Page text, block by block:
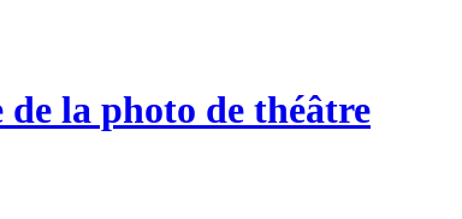
la photo de théâtre